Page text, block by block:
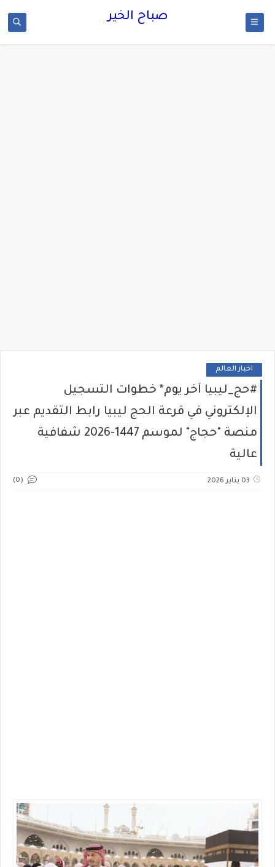
صباح الخير
اخبار العالم
#حج_ليبيا آخر يوم* خطوات التسجيل
الإلكتروني في قرعة الحج ليبيا رابط التقديم عبر
منصة "حجاج" لموسم 1447-2026 شفافية
عالية
03 يناير 2026 (0)